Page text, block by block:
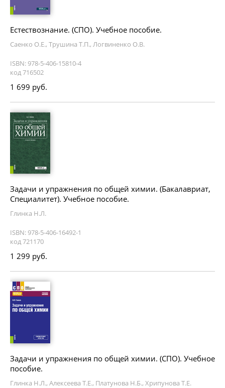
Естествознание. (СПО). Учебное пособие.
Саенко О.Е., Трушина Т.П., Логвиненко О.В.
ISBN: 978-5-406-15810-4
код 716502
1 699 руб.
Задачи и упражнения по общей химии. (Бакалавриат,
Специалитет). Учебное пособие.
Глинка Н.Л.
ISBN: 978-5-406-16492-1
код 721170
1 299 руб.
Задачи и упражнения по общей химии. (СПО). Учебное
пособие.
Глинка Н.Л., Алексеева Т.Е., Платунова Н.Б., Хрипунова Т.Е.